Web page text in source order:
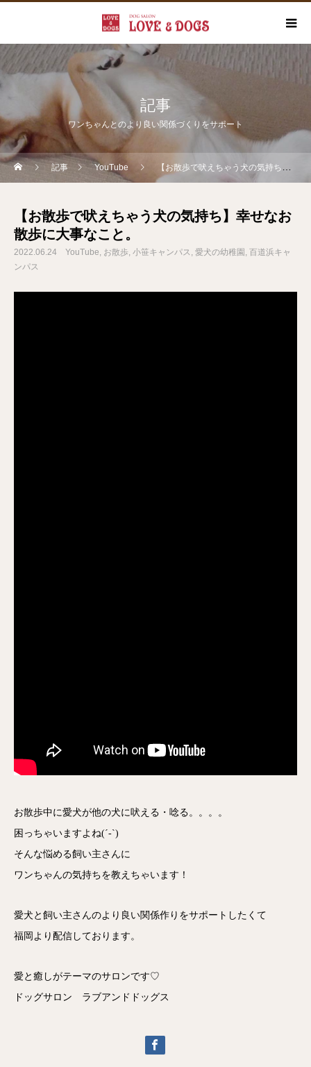
記事
ワンちゃんとのより良い関係づくりをサポート
記事 YouTube 【お散歩で吠えちゃう犬の気持ち】幸せなお散歩に大事なこと。
【お散歩で吠えちゃう犬の気持ち】幸せなお
散歩に大事なこと。
2022.06.24 YouTube お散歩 小笹キャンパス 愛犬の幼稚園 百道浜キャ
ンパス
お散歩中に愛犬が他の犬に吠える・唸る。。。。
困っちゃいますよね(´-`)
そんな悩める飼い主さんに
ワンちゃんの気持ちを教えちゃいます！
愛犬と飼い主さんのより良い関係作りをサポートしたくて
福岡より配信しております。
愛と癒しがテーマのサロンです♡
ドッグサロン ラブアンドドッグス